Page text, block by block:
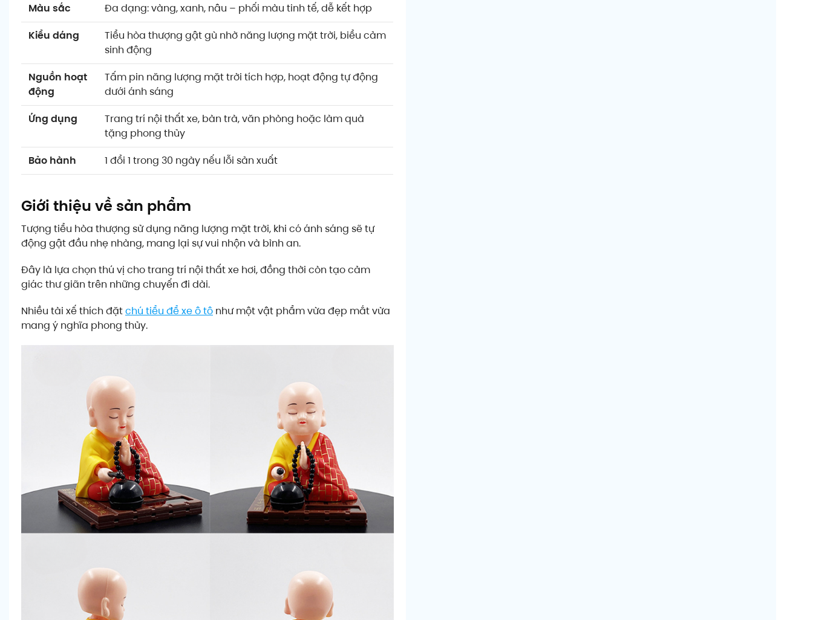
Màu sắc
Đa dạng: vàng, xanh, nâu – phối màu tinh tế, dễ kết hợp
Kiểu dáng
Tiểu hòa thượng gật gù nhờ năng lượng mặt trời, biểu cảm
sinh động
Nguồn hoạt
động
Tấm pin năng lượng mặt trời tích hợp, hoạt động tự động
dưới ánh sáng
Ứng dụng
Trang trí nội thất xe, bàn trà, văn phòng hoặc làm quà
tặng phong thủy
Bảo hành
1 đổi 1 trong 30 ngày nếu lỗi sản xuất
Giới thiệu về sản phẩm
Tượng tiểu hòa thượng sử dụng năng lượng mặt trời, khi có ánh sáng sẽ tự
động gật đầu nhẹ nhàng, mang lại sự vui nhộn và bình an.
Đây là lựa chọn thú vị cho trang trí nội thất xe hơi, đồng thời còn tạo cảm
giác thư giãn trên những chuyến đi dài.
Nhiều tài xế thích đặtchú tiểu để xe ô tô như một vật phẩm vừa đẹp mắt vừa
mang ý nghĩa phong thủy.